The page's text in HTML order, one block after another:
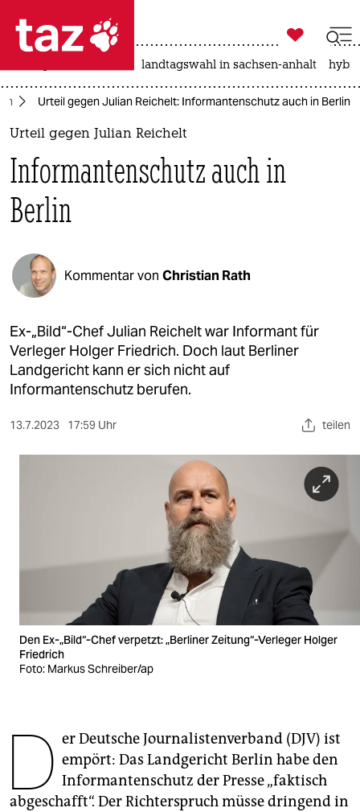
 taz zahl ich
taz zahl ich
themen
politik
öko
gesellschaft
kultur
sport
berlin
nord
wahrheit
unterstützen
abo

taz zahl ich
landtagswahl in sachsen-anhalt
Urteil gegen Julian Reichelt: Informantenschutz auch in Berlin
Urteil gegen Julian Reichelt
Informantenschutz auch in
Berlin
Kommentar von Christian Rath
Ex-„Bild“-Chef Julian Reichelt war Informant für
Verleger Holger Friedrich. Doch laut Berliner
Landgericht kann er sich nicht auf
Informantenschutz berufen.
13.7.2023 17:59 Uhr teilen
Den Ex-„Bild“-Chef verpetzt: „Berliner Zeitung“-Verleger Holger
Friedrich
Foto: Markus Schreiber/ap
D er Deutsche Journalistenverband (DJV) ist
empört: Das Landgericht Berlin habe den
Informantenschutz der Presse „faktisch
abgeschafft“. Der Richterspruch müsse dringend in